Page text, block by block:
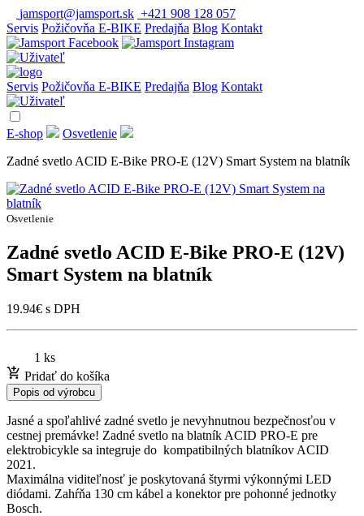
jamsport@jamsport.sk +421 908 128 057
Servis Požičovňa E-BIKE Predajňa Blog Kontakt
Servis Požičovňa E-BIKE Predajňa Blog Kontakt
E-shop
Osvetlenie
Zadné svetlo ACID E-Bike PRO-E (12V) Smart System na blatník
Osvetlenie
Zadné svetlo ACID E-Bike PRO-E (12V)
Smart System na blatník
19.94€ s DPH
1 ks
Pridať do košíka
Popis od výrobcu
Jasné a spoľahlivé zadné svetlo je nevyhnutnou bezpečnosťou v
cestnej premávke! Zadné svetlo na blatník ACID PRO-E pre
elektrobicykle sa integruje do kompatibilných blatníkov ACID
2021.
Maximálna viditeľnosť je poskytovaná štyrmi výkonnými LED
diódami. Zahŕňa 130 cm kábel a konektor pre pohonné jednotky
Bosch.